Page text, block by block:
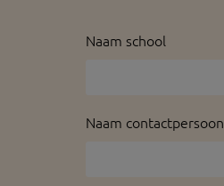
Naam school
Naam contactpersoon